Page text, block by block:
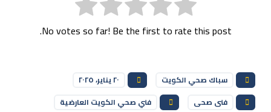
No votes so far! Be the first to rate this post.
سباك صحي الكويت
٢٠ يناير، ٢٠٢٥
فنى صحى
فني صحي الكويت العارضية